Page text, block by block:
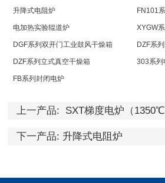
升降式电阻炉 FN101
电加热实验辊道炉 XYGW
DGF系列双开门工业鼓风干燥箱 DZF系
DZF系列立式真空干燥箱 303系列
FB系列封闭电炉
上一产品: SXT梯度电炉（
下一产品: 升降式电阻炉